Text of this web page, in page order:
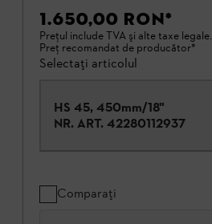
1.650,00 RON*
Preţul include TVA şi alte taxe legale.
Preţ recomandat de producător*
Selectați articolul
HS 45, 450mm/18"
NR. ART. 42280112937
Comparați